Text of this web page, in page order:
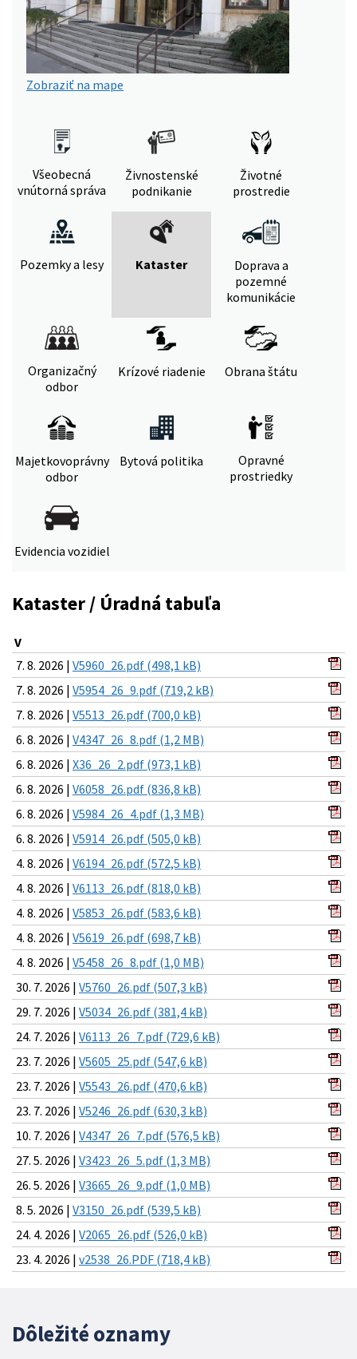
Zobraziť na mape
Všeobecná
vnútorná správa
Živnostenské
podnikanie
Životné
prostredie
Pozemky a lesy Kataster
Doprava a
pozemné
komunikácie
Organizačný
odbor
Krízové riadenie Obrana štátu
Majetkovoprávny
odbor
Bytová politika
Opravné
prostriedky
Evidencia vozidiel
Kataster / Úradná tabuľa
V
7. 8. 2026 | V5960_26.pdf (498,1 kB)
7. 8. 2026 | V5954_26_9.pdf (719,2 kB)
7. 8. 2026 | V5513_26.pdf (700,0 kB)
6. 8. 2026 | V4347_26_8.pdf (1,2 MB)
6. 8. 2026 | X36_26_2.pdf (973,1 kB)
6. 8. 2026 | V6058_26.pdf (836,8 kB)
6. 8. 2026 | V5984_26_4.pdf (1,3 MB)
6. 8. 2026 | V5914_26.pdf (505,0 kB)
4. 8. 2026 | V6194_26.pdf (572,5 kB)
4. 8. 2026 | V6113_26.pdf (818,0 kB)
4. 8. 2026 | V5853_26.pdf (583,6 kB)
4. 8. 2026 | V5619_26.pdf (698,7 kB)
4. 8. 2026 | V5458_26_8.pdf (1,0 MB)
30. 7. 2026 | V5760_26.pdf (507,3 kB)
29. 7. 2026 | V5034_26.pdf (381,4 kB)
24. 7. 2026 | V6113_26_7.pdf (729,6 kB)
23. 7. 2026 | V5605_25.pdf (547,6 kB)
23. 7. 2026 | V5543_26.pdf (470,6 kB)
23. 7. 2026 | V5246_26.pdf (630,3 kB)
10. 7. 2026 | V4347_26_7.pdf (576,5 kB)
27. 5. 2026 | V3423_26_5.pdf (1,3 MB)
26. 5. 2026 | V3665_26_9.pdf (1,0 MB)
8. 5. 2026 | V3150_26.pdf (539,5 kB)
24. 4. 2026 | V2065_26.pdf (526,0 kB)
23. 4. 2026 | v2538_26.PDF (718,4 kB)
Dôležité oznamy